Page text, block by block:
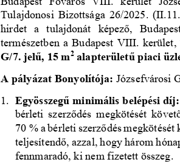
Tulajdonosi Bizottsága 26/2025 (II.11.
hirdet  a  tulajdonát  képező,
természetben a Budapest VIII.
G/7. jelű, 15 m2 alapterületű piaci
A pályázat Bonyolítója: Józsefvárosi
1.
Egyösszegű minimális belépési díj:
bérleti  szerződés  megkötését
70 % a bérleti szerződés
teljesítendő, azzal, hogy három
fennmaradó, ki nem fizetett összeg.